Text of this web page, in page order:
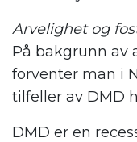
Arvelighet og
På bakgrunn av
forventer man i
tilfeller av DMD
DMD er en